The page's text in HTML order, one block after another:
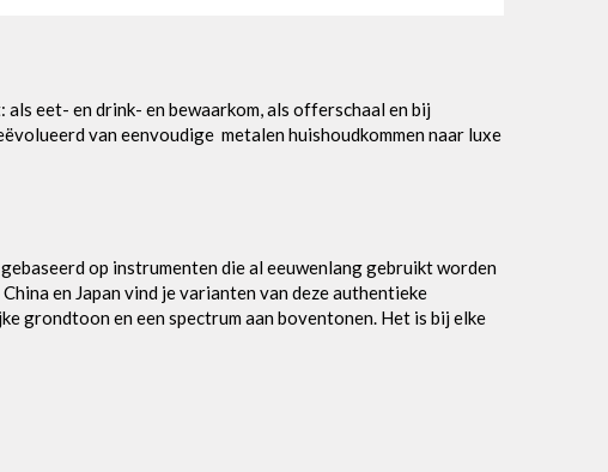
eet- en drink- en bewaarkom, als offerschaal en bij
van eenvoudige metalen huishoudkommen naar luxe
op instrumenten die al eeuwenlang gebruikt worden
en Japan vind je varianten van deze authentieke
grondtoon en een spectrum aan boventonen. Het is bij elke